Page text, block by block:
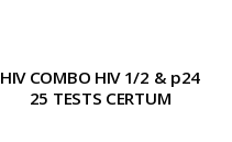
HIV COMBO HIV 1/2 & p24
25 TESTS CERTUM